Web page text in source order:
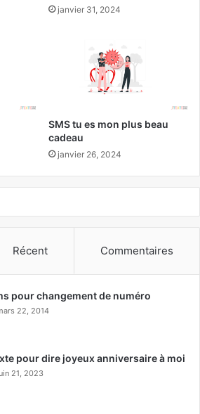
janvier 31, 2024
SMS tu es mon plus beau
cadeau
janvier 26, 2024
Récent Commentaires
pour changement de numéro
22, 2014
pour dire joyeux anniversaire à moi
21, 2023